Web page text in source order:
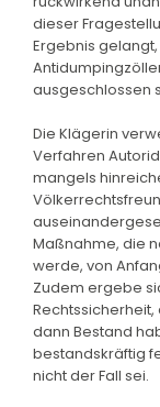
dieser
Ergebnis
ausgeschlossen
Die Klägerin
Verfahren
mangels
Maßnahme, die
werde, von
Zudem ergebe
dann Bestand
bestandskräftig
nicht der Fall sei.